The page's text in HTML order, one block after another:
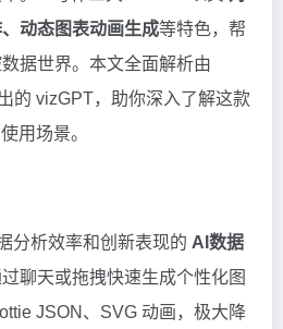
动态图表动画生成等特色，帮
据世界。本文全面解析由
的 vizGPT，助你深入了解这款
用场景。
分析效率和创新表现的 AI数据
聊天或拖拽快速生成个性化图
JSON、SVG 动画，极大降